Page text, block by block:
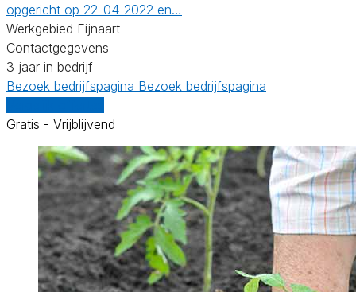
opgericht op 22-04-2022 en…
Werkgebied Fijnaart
Contactgegevens
3 jaar in bedrijf
Bezoek bedrijfspagina Bezoek bedrijfspagina
Gratis - Vrijblijvend